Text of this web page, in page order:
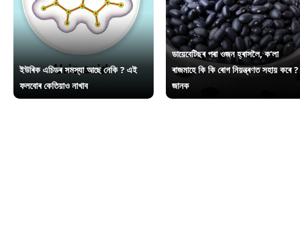
ইউৰিক এচিডৰ সমস্যা আছে নেকি ? এই
ফলবোৰ কেতিয়াও নাখাব
ডায়েবেটিছৰ পৰা ওজন হ্ৰাসলৈ, ক’লা
ৰাজমাহে কি কি ৰোগ নিয়ন্ত্ৰণত সহায় কৰে ?
জানক